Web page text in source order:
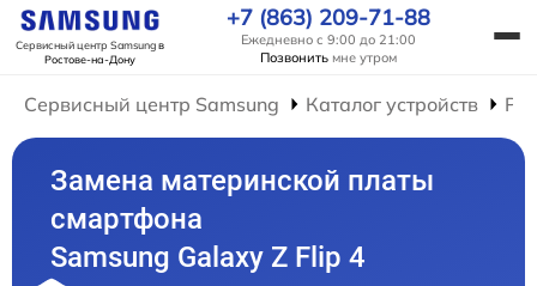
Сервисный центр Samsungв
Ростове-на-Дону
+7 (863) 209-71-88
Ежедневно с 9:00 до 21:00
Позвонить мне утром
Сервисный центр Samsung Каталог устройств
Замена материнской платы
смартфона
Samsung Galaxy Z Flip 4